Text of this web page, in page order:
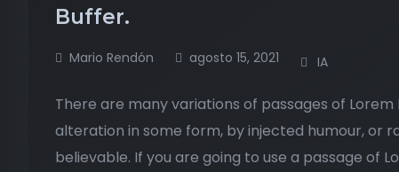
Buffer.
Mario Rendón agosto 15, 2021 IA
There are many variations of passages of
alteration in some form, by injected humour, or
believable. If you are going to use a passage of